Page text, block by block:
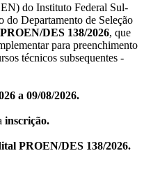
do Instituto Federal Sul-
do Departamento de Seleção
DES 138/2026, que
para preenchimento
técnicos subsequentes -
a 09/08/2026.
inscrição.
PROEN/DES 138/2026.